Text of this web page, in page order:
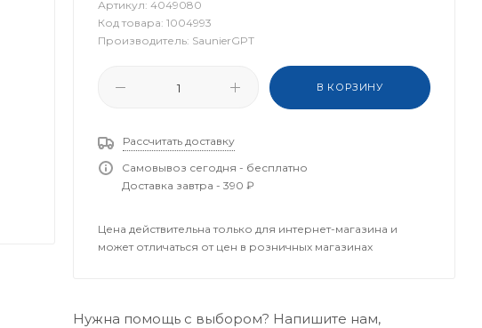
Артикул: 4049080
Код товара: 1004993
Производитель: SaunierGPT
В КОРЗИНУ
Рассчитать доставку
Самовывоз сегодня - бесплатно
Доставка завтра - 390 ₽
Цена действительна только для интернет-магазина и
может отличаться от цен в розничных магазинах
Нужна помощь с выбором? Напишите нам,